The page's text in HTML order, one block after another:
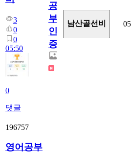
3
0
0
05:50
0
댓글
공
부
인
증
남산골선비
196757
영어공부